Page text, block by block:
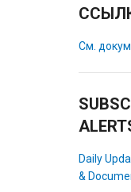
См.
Daily
&